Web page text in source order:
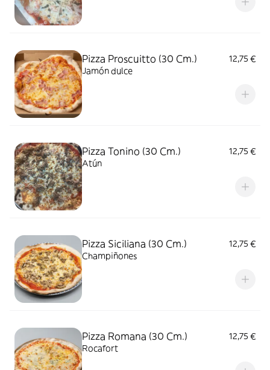
Pizza Proscuitto (30 Cm.)
12,75 €
Jamón dulce
Pizza Tonino (30 Cm.)
12,75 €
Atún
Pizza Siciliana (30 Cm.)
12,75 €
Champiñones
Pizza Romana (30 Cm.)
12,75 €
Rocafort